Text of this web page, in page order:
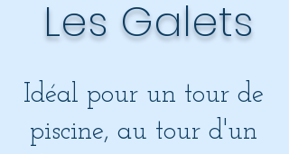
Les Galets
Idéal pour un tour de
piscine, au tour d'un